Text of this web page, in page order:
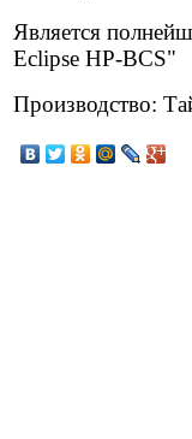
Является
Eclipse HP-BCS"
Производство: